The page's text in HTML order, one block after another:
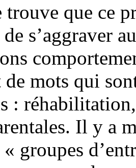
trouve que ce
s’aggraver
de mots qui
:
Il y a
« groupes